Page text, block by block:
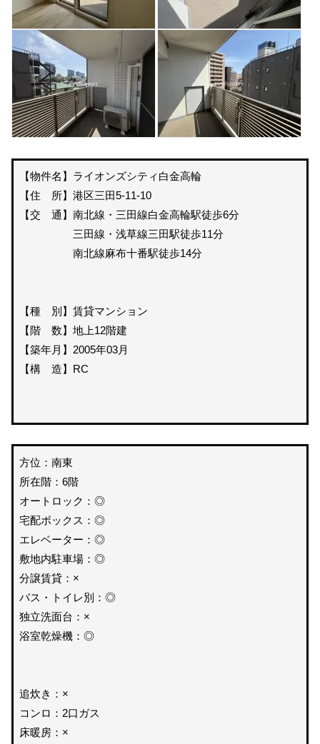
【物件名】ライオンズシティ白金高輪
【住 所】港区三田5-11-10
【交 通】南北線・三田線白金高輪駅徒歩6分
三田線・浅草線三田駅徒歩11分
南北線麻布十番駅徒歩14分
【種 別】賃貸マンション
【階 数】地上12階建
【築年月】2005年03月
【構 造】RC
方位：南東
所在階：6階
オートロック：◎
宅配ボックス：◎
エレベーター：◎
敷地内駐車場：◎
分譲賃貸：×
バス・トイレ別：◎
独立洗面台：×
浴室乾燥機：◎
追炊き：×
コンロ：2口ガス
床暖房：×